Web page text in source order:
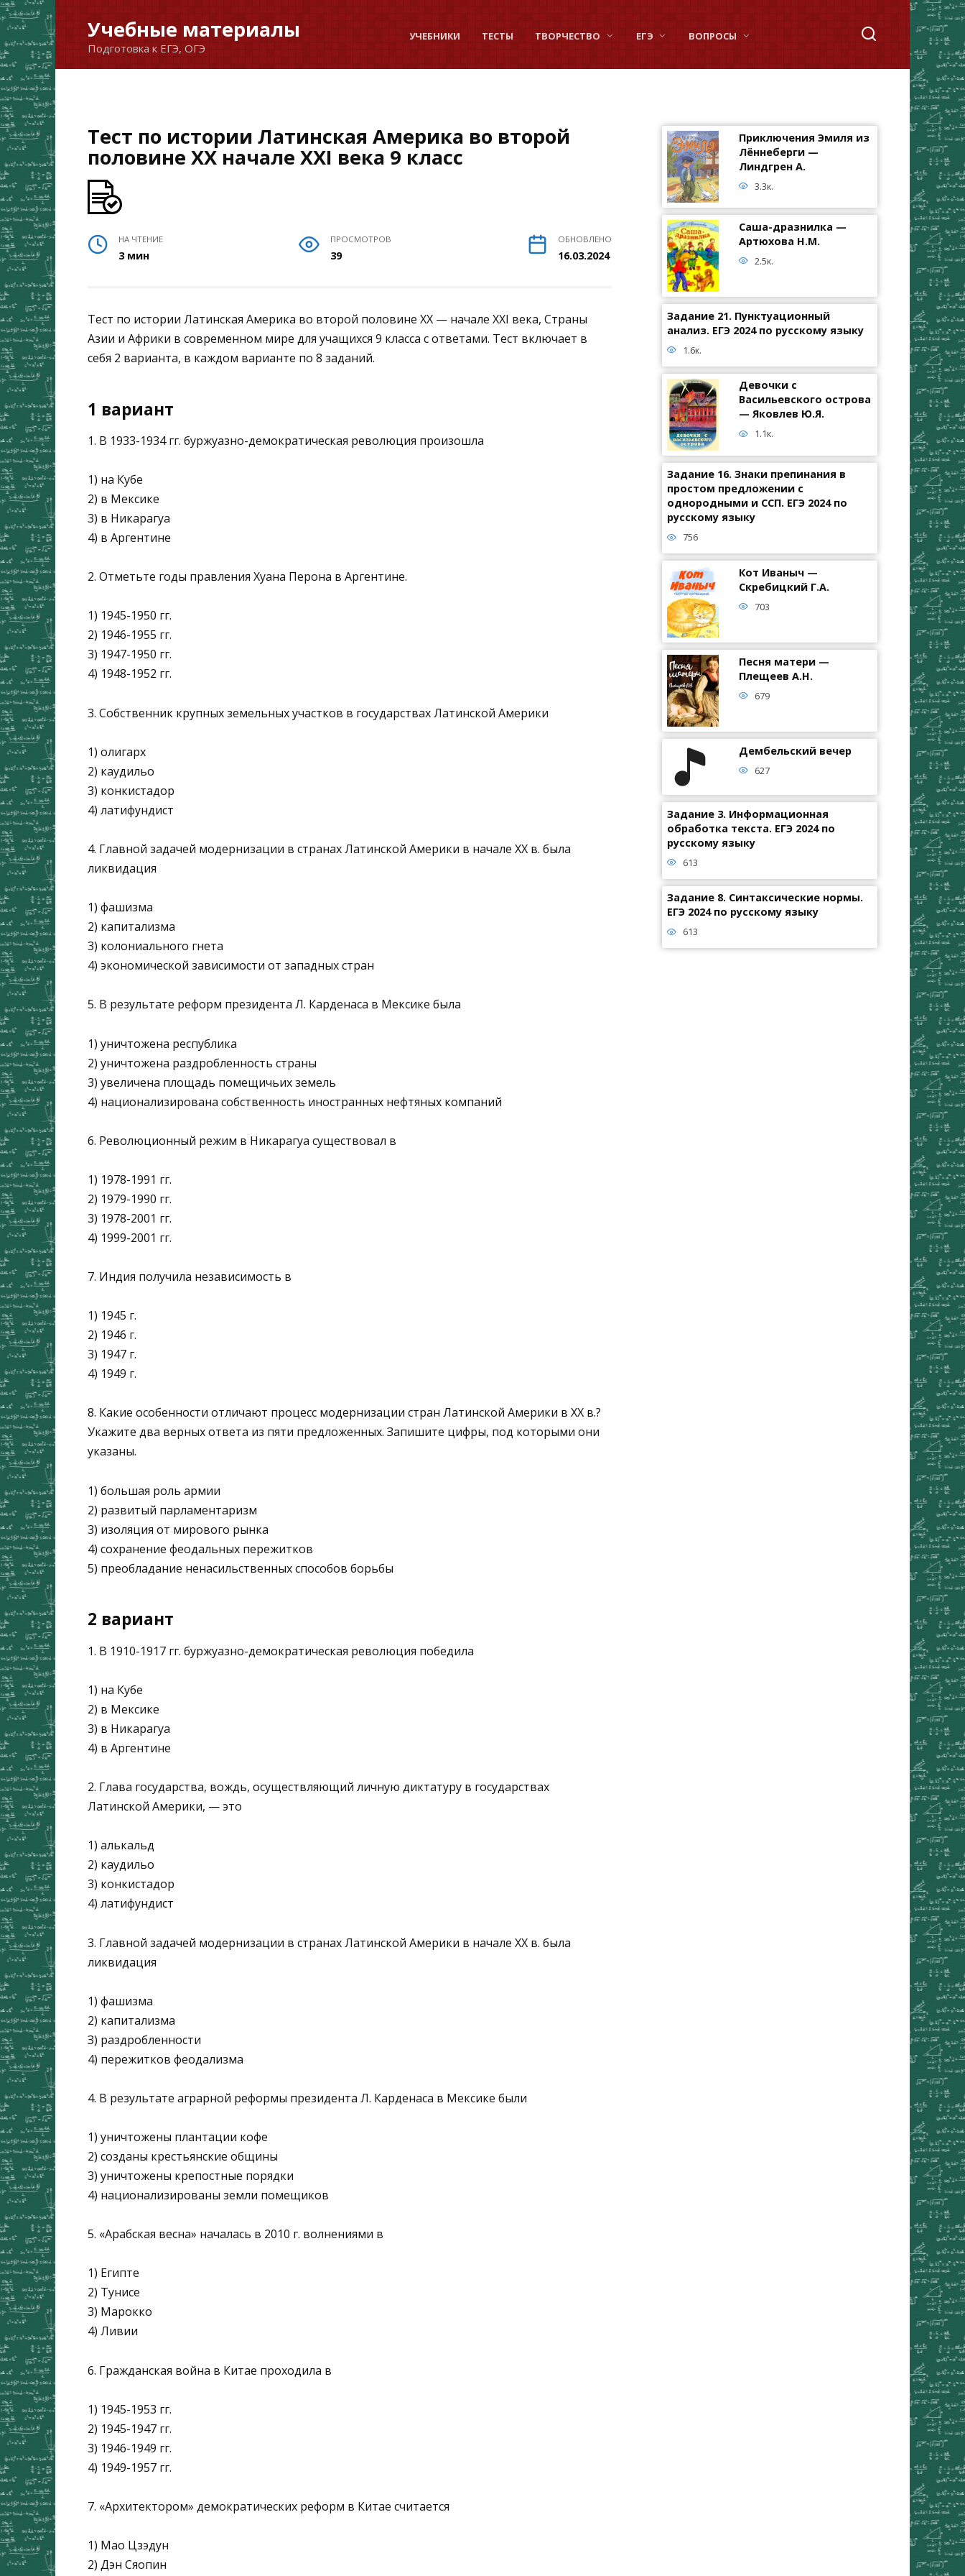
Перейти
содержанию
Учебные материалы
Подготовка к ЕГЭ, ОГЭ
УЧЕБНИКИ ТЕСТЫ ТВОРЧЕСТВО ЕГЭ ВОПРОСЫ
Тест по истории Латинская Америка во второй
половине XX начале XXI века 9 класс
НА ЧТЕНИЕ
3 мин
ПРОСМОТРОВ
39
ОБНОВЛЕНО
16.03.2024
Тест по истории Латинская Америка во второй половине XX — начале XXI века, Страны
Азии и Африки в современном мире для учащихся 9 класса с ответами. Тест включает в
себя 2 варианта, в каждом варианте по 8 заданий.
1 вариант
1. В 1933-1934 гг. буржуазно-демократическая революция про­изошла
1) на Кубе
2) в Мексике
3) в Никарагуа
4) в Аргентине
2. Отметьте годы правления Хуана Перона в Аргентине.
1) 1945-1950 гг.
2) 1946-1955 гг.
3) 1947-1950 гг.
4) 1948-1952 гг.
3. Собственник крупных земельных участков в государствах Латин­ской Америки
1) олигарх
2) каудильо
3) конкистадор
4) латифундист
4. Главной задачей модернизации в странах Латинской Америки в начале ХХ в. была
ликвидация
1) фашизма
2) капитализма
3) колониального гнета
4) экономической зависимости от западных стран
5. В результате реформ президента Л. Карденаса в Мексике была
1) уничтожена республика
2) уничтожена раздробленность страны
3) увеличена площадь помещичьих земель
4) национализирована собственность иностранных нефтяных компаний
6. Революционный режим в Никарагуа существовал в
1) 1978-1991 гг.
2) 1979-1990 гг.
3) 1978-2001 гг.
4) 1999-2001 гг.
7. Индия получила независимость в
1) 1945 г.
2) 1946 г.
3) 1947 г.
4) 1949 г.
8. Какие особенности отличают процесс модернизации стран Ла­тинской Америки в ХХ в.?
Укажите два верных ответа из пяти предложенных. Запишите цифры, под которыми они
указаны.
1) большая роль армии
2) развитый парламентаризм
3) изоляция от мирового рынка
4) сохранение феодальных пережитков
5) преобладание ненасильственных способов борьбы
2 вариант
1. В 1910-1917 гг. буржуазно-демократическая революция побе­дила
1) на Кубе
2) в Мексике
3) в Никарагуа
4) в Аргентине
2. Глава государства, вождь, осуществляющий личную диктатуру в государствах
Латинской Америки, — это
1) алькальд
2) каудильо
3) конкистадор
4) латифундист
3. Главной задачей модернизации в странах Латинской Америки в начале ХХ в. была
ликвидация
1) фашизма
2) капитализма
З) раздробленности
4) пережитков феодализма
4. В результате аграрной реформы президента Л. Карденаса в Мек­сике были
1) уничтожены плантации кофе
2) созданы крестьянские общины
3) уничтожены крепостные порядки
4) национализированы земли помещиков
5. «Арабская весна» началась в 2010 г. волнениями в
1) Египте
2) Тунисе
3) Марокко
4) Ливии
6. Гражданская война в Китае проходила в
1) 1945-1953 гг.
2) 1945-1947 гг.
3) 1946-1949 гг.
4) 1949-1957 гг.
7. «Архитектором» демократических реформ в Китае считается
1) Мао Цзэдун
2) Дэн Сяопин
Приключения Эмиля из
Лённеберги —
Линдгрен А.
3.3к.
Саша-дразнилка —
Артюхова Н.М.
2.5к.
Задание 21. Пунктуационный
анализ. ЕГЭ 2024 по русскому языку
1.6к.
Девочки с
Васильевского острова
— Яковлев Ю.Я.
1.1к.
Задание 16. Знаки препинания в
простом предложении с
однородными и ССП. ЕГЭ 2024 по
русскому языку
756
Кот Иваныч —
Скребицкий Г.А.
703
Песня матери —
Плещеев А.Н.
679
Дембельский вечер
627
Задание 3. Информационная
обработка текста. ЕГЭ 2024 по
русскому языку
613
Задание 8. Синтаксические нормы.
ЕГЭ 2024 по русскому языку
613